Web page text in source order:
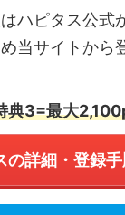
ハピタス公式
当サイトから
典3=最大2,10
の詳細・登録